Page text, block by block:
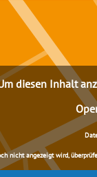
diesen Inhalt
nicht angezeigt wird,